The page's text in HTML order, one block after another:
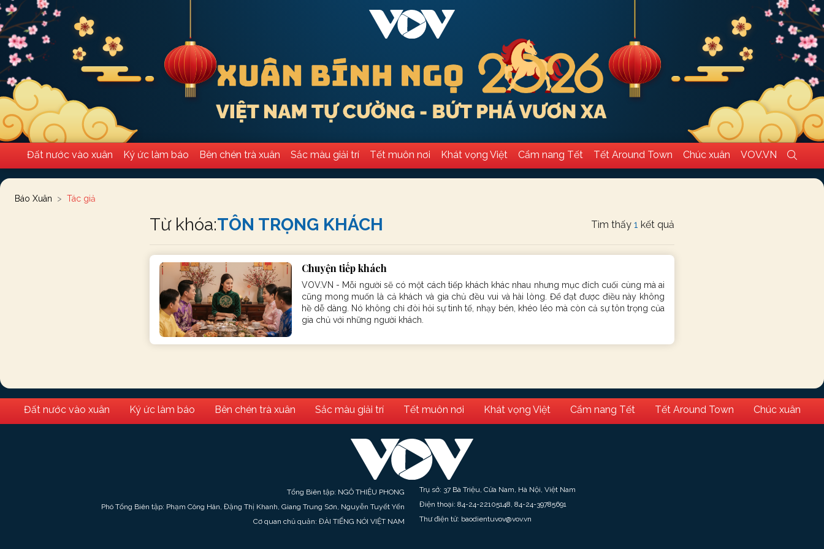
Đất nước vào xuân Ký ức làm báo Bên chén trà xuân Sắc màu giải trí Tết muôn nơi Khát vọng Việt Cẩm nang Tết Tết Around Town Chúc xuân VOV.VN
Báo Xuân Tác giả
Từ khóa:TÔN TRỌNG KHÁCH Tìm thấy 1 kết quả
Chuyện tiếp khách
VOV.VN - Mỗi người sẽ có một cách tiếp khách khác nhau nhưng mục đích cuối cùng mà ai
cũng mong muốn là cả khách và gia chủ đều vui và hài lòng. Để đạt được điều này không
hề dễ dàng. Nó không chỉ đòi hỏi sự tinh tế, nhạy bén, khéo léo mà còn cả sự tôn trọng của
gia chủ với những người khách.
Đất nước vào xuân Ký ức làm báo Bên chén trà xuân Sắc màu giải trí Tết muôn nơi Khát vọng Việt Cẩm nang Tết Tết Around Town Chúc xuân
Tổng Biên tập: NGÔ THIỆU PHONG
Phó Tổng Biên tập: Phạm Công Hân, Đặng Thị Khanh, Giang Trung Sơn, Nguyễn Tuyết Yến
Cơ quan chủ quản: ĐÀI TIẾNG NÓI VIỆT NAM
Trụ sở: 37 Bà Triệu, Cửa Nam, Hà Nội, Việt Nam
Điện thoại: 84-24-22105148, 84-24-39785691
Thư điện tử: baodientuvov@vov.vn